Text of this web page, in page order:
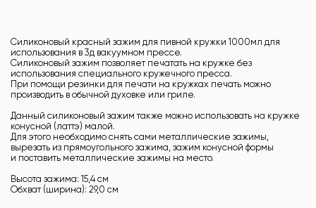
Силиконовый красный зажим для пивной кружки 1000мл для
использования в 3д вакуумном прессе.
Силиконовый зажим позволяет печатать на кружке без
использования специального кружечного пресса.
При помощи резинки для печати на кружках печать можно
производить в обычной духовке или гриле.
Данный силиконовый зажим также можно использовать на кружке
конусной (латтэ) малой.
Для этого необходимо снять сами металлические зажимы,
вырезать из прямоугольного зажима, зажим конусной формы
и поставить металлические зажимы на место.
Высота зажима: 15,4 см
Обхват (ширина): 29,0 см